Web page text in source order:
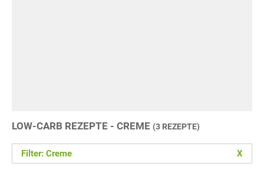
LOW-CARB REZEPTE - CREME (3 REZEPTE)
Filter: Creme X